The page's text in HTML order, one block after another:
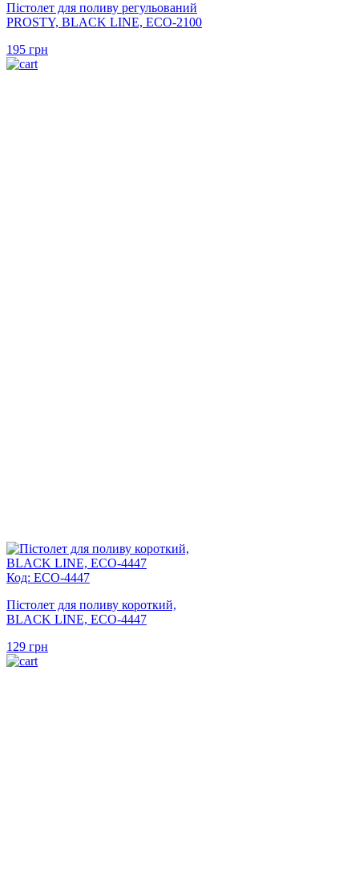
Пістолет для поливу регульований
PROSTY, BLACK LINE, ECO-2100
195 грн
Код: ECO-4447
Пістолет для поливу короткий,
BLACK LINE, ECO-4447
129 грн